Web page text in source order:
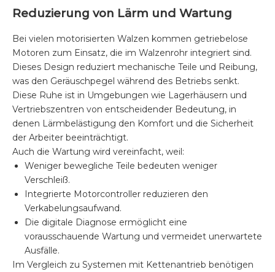
Reduzierung von Lärm und Wartung
Bei vielen motorisierten Walzen kommen getriebelose
Motoren zum Einsatz, die im Walzenrohr integriert sind.
Dieses Design reduziert mechanische Teile und Reibung,
was den Geräuschpegel während des Betriebs senkt.
Diese Ruhe ist in Umgebungen wie Lagerhäusern und
Vertriebszentren von entscheidender Bedeutung, in
denen Lärmbelästigung den Komfort und die Sicherheit
der Arbeiter beeinträchtigt.
Auch die Wartung wird vereinfacht, weil:
Weniger bewegliche Teile bedeuten weniger
Verschleiß.
Integrierte Motorcontroller reduzieren den
Verkabelungsaufwand.
Die digitale Diagnose ermöglicht eine
vorausschauende Wartung und vermeidet unerwartete
Ausfälle.
Im Vergleich zu Systemen mit Kettenantrieb benötigen